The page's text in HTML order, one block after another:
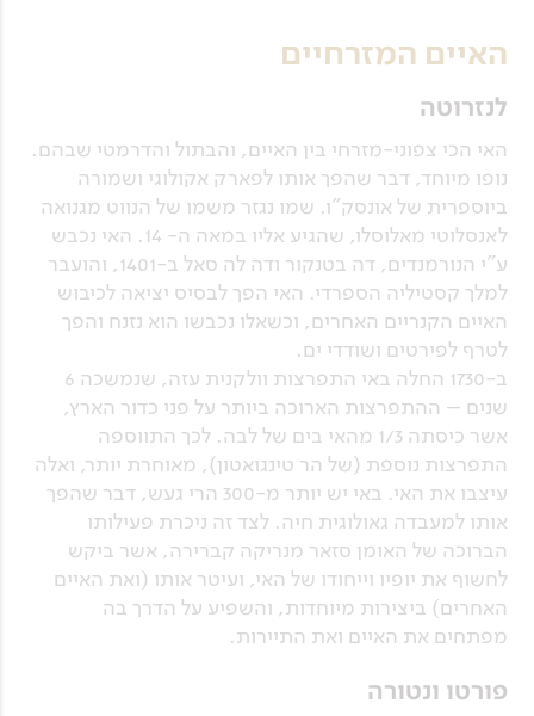
האיים המזרחיים
לנזרוטה
האי הכי צפוני-מזרחי בין האיים, והבתול והדרמטי שבהם.
נופו מיוחד, דבר שהפך אותו לפארק אקולוגי ושמורה
ביוספרית של אונסק"ו. שמו נגזר משמו של הנווט מגנואה
לאנסלוטי מאלוסלו, שהגיע אליו במאה ה- 14. האי נכבש
ע"י הנורמנדים, דה בטנקור ודה לה סאל ב-1401, והועבר
למלך קסטיליה הספרדי. האי הפך לבסיס יציאה לכיבוש
האיים הקנריים האחרים, וכשאלו נכבשו הוא נזנח והפך
לטרף לפירטים ושודדי ים.
ב-1730 החלה באי התפרצות וולקנית עזה, שנמשכה 6
שנים – ההתפרצות הארוכה ביותר על פני כדור הארץ,
אשר כיסתה 1/3 מהאי בים של לבה. לכך התווספה
התפרצות נוספת (של הר טינגואטון), מאוחרת יותר, ואלה
עיצבו את האי. באי יש יותר מ-300 הרי געש, דבר שהפך
אותו למעבדה גאולוגית חיה. לצד זה ניכרת פעילותו
הברוכה של האומן סזאר מנריקה קברירה, אשר ביקש
לחשוף את יופיו וייחודו של האי, ועיטר אותו (ואת האיים
האחרים) ביצירות מיוחדות, והשפיע על הדרך בה
מפתחים את האיים ואת התיירות.
פורטו ונטורה